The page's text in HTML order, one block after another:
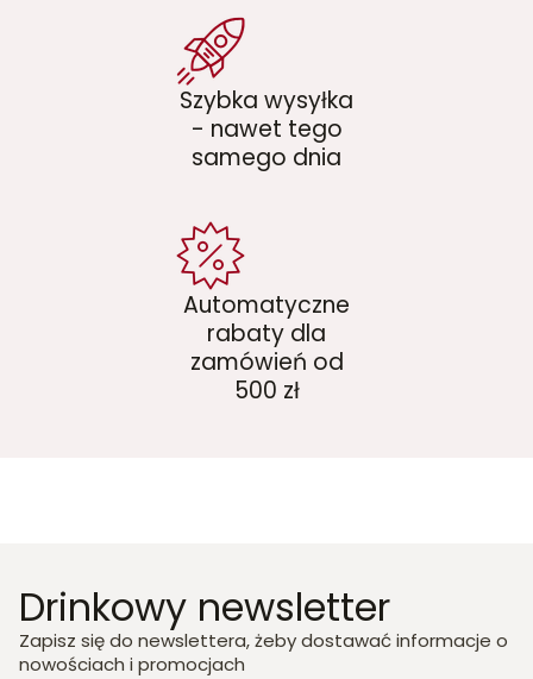
Szybka wysyłka
- nawet tego
samego dnia
Automatyczne
rabaty dla
zamówień od
500 zł
Drinkowy newsletter
Zapisz się do newslettera, żeby dostawać informacje o
nowościach i promocjach